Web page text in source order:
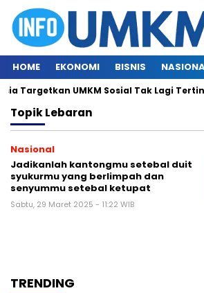
HOME EKONOMI BISNIS
Targetkan UMKM Sosial Tak Lagi
TopikLebaran
Nasional
Jadikanlah kantongmu setebal duit
syukurmu yang berlimpah dan
senyummu setebal ketupat
Sabtu, 29 Maret 2025 - 11:22 WIB
TRENDING